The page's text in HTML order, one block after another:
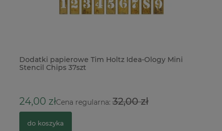
Dodatki papierowe Tim Holtz Idea-Ology Mini
Stencil Chips 37szt
24,00 złCena regularna:32,00 zł
do koszyka